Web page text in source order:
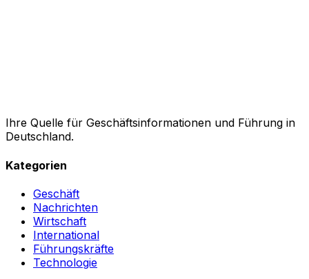
Ihre Quelle für Geschäftsinformationen und Führung in
Deutschland.
Kategorien
Geschäft
Nachrichten
Wirtschaft
International
Führungskräfte
Technologie